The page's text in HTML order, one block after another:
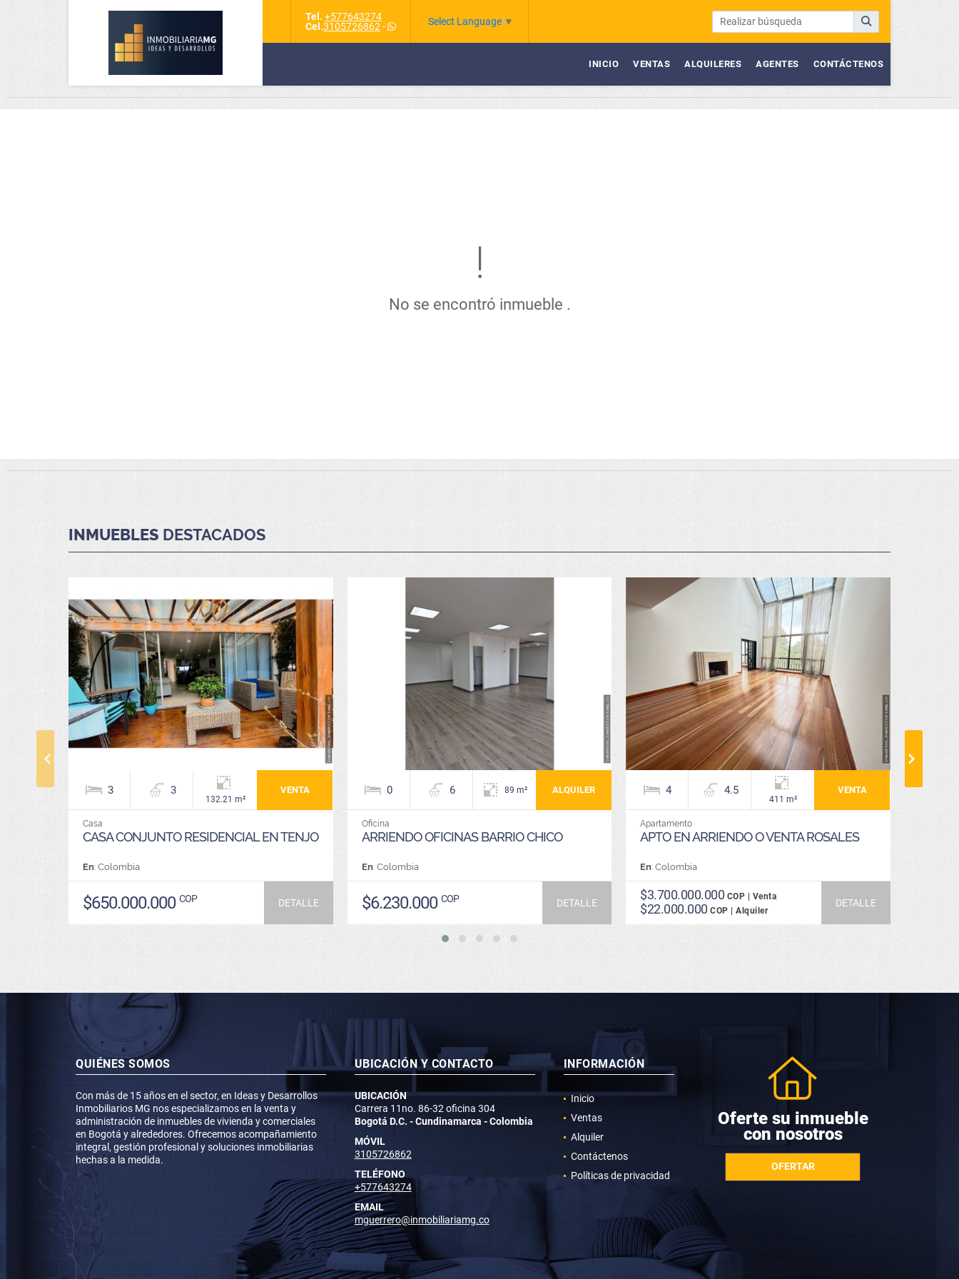
Tel. +577643274
Cel.3105726862 - Select Language ▼
INICIO VENTAS ALQUILERES AGENTES CONTÁCTENOS
No se encontró inmueble .
INMUEBLES DESTACADOS
3 3
132.21 m²
VENTA
Casa
CASA CONJUNTO RESIDENCIAL EN TENJO
En: Colombia
$650.000.000 COP DETALLE
0 6 89 m² ALQUILER
Oficina
ARRIENDO OFICINAS BARRIO CHICO
En: Colombia
$6.230.000 COP DETALLE
4 4.5
411 m²
VENTA
Apartamento
APTO EN ARRIENDO O VENTA ROSALES
En: Colombia
$3.700.000.000 COP | Venta
$22.000.000COP | Alquiler
DETALLE
QUIÉNES SOMOS
Con más de 15 años en el sector, en Ideas y Desarrollos
Inmobiliarios MG nos especializamos en la venta y
administración de inmuebles de vivienda y comerciales
en Bogotá y alrededores. Ofrecemos acompañamiento
integral, gestión profesional y soluciones inmobiliarias
hechas a la medida.
UBICACIÓN Y CONTACTO
UBICACIÓN
Carrera 11no. 86-32 oficina 304
Bogotá D.C. - Cundinamarca - Colombia
MÓVIL
3105726862
TELÉFONO
+577643274
EMAIL
mguerrero@inmobiliariamg.co
INFORMACIÓN
Inicio
Ventas
Alquiler
Contáctenos
Políticas de privacidad
Oferte su inmueble
con nosotros
OFERTAR